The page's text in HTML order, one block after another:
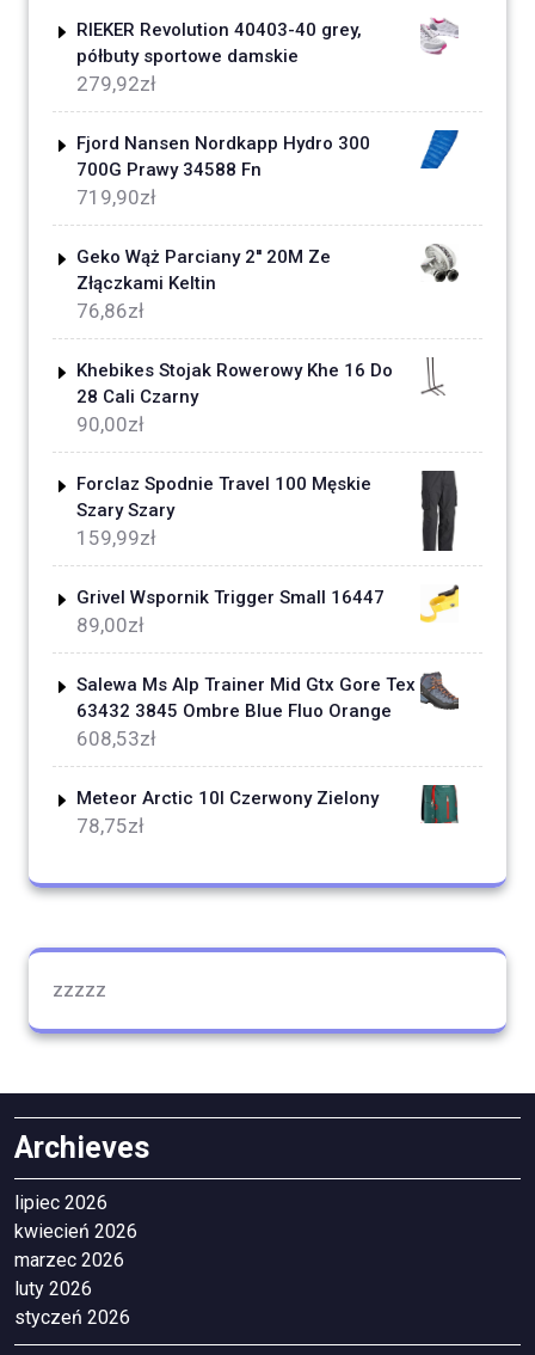
RIEKER Revolution 40403-40 grey,
półbuty sportowe damskie
279,92zł
Fjord Nansen Nordkapp Hydro 300
700G Prawy 34588 Fn
719,90zł
Geko Wąż Parciany 2'' 20M Ze
Złączkami Keltin
76,86zł
Khebikes Stojak Rowerowy Khe 16 Do
28 Cali Czarny
90,00zł
Forclaz Spodnie Travel 100 Męskie
Szary Szary
159,99zł
Grivel Wspornik Trigger Small 16447
89,00zł
Salewa Ms Alp Trainer Mid Gtx Gore Tex
63432 3845 Ombre Blue Fluo Orange
608,53zł
Meteor Arctic 10l Czerwony Zielony
78,75zł
zzzzz
Archieves
lipiec 2026
kwiecień 2026
marzec 2026
luty 2026
styczeń 2026